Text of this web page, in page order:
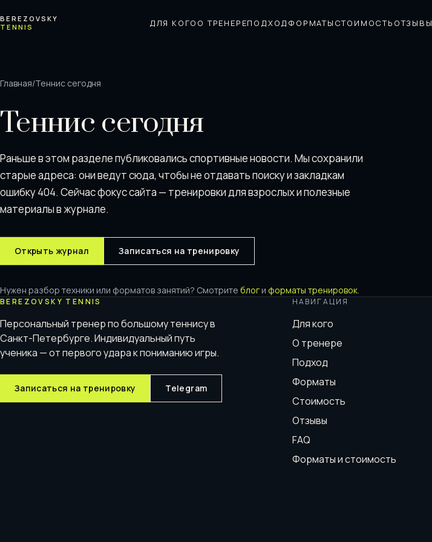
BEREZOVSKY
TENNIS
ДЛЯ КОГО О ТРЕНЕРЕПОДХОД ФОРМАТЫ СТОИМОСТЬ ОТЗЫВЫ
Главная/Теннис сегодня
Теннис сегодня
Раньше в этом разделе публиковались спортивные новости. Мы сохранили
старые адреса: они ведут сюда, чтобы не отдавать поискy и закладкам
ошибку 404. Сейчас фокус сайта — тренировки для взрослых и полезные
материалы в журнале.
Открыть журнал Записаться на тренировку
Нужен разбор техники или форматов занятий? Смотрите блог и форматы тренировок.
BEREZOVSKY TENNIS
Персональный тренер по большому теннису в
Санкт-Петербурге. Индивидуальный путь
ученика — от первого удара к пониманию игры.
Записаться на тренировку Telegram
НАВИГАЦИЯ
Для кого
О тренере
Подход
Форматы
Стоимость
Отзывы
FAQ
Форматы и стоимость